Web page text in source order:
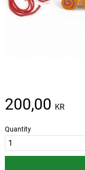
200,00 KR
Quantity